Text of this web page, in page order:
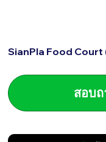
SianPla Food Court
สอบ